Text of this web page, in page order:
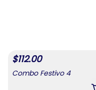
$112.00
Combo Festivo 4